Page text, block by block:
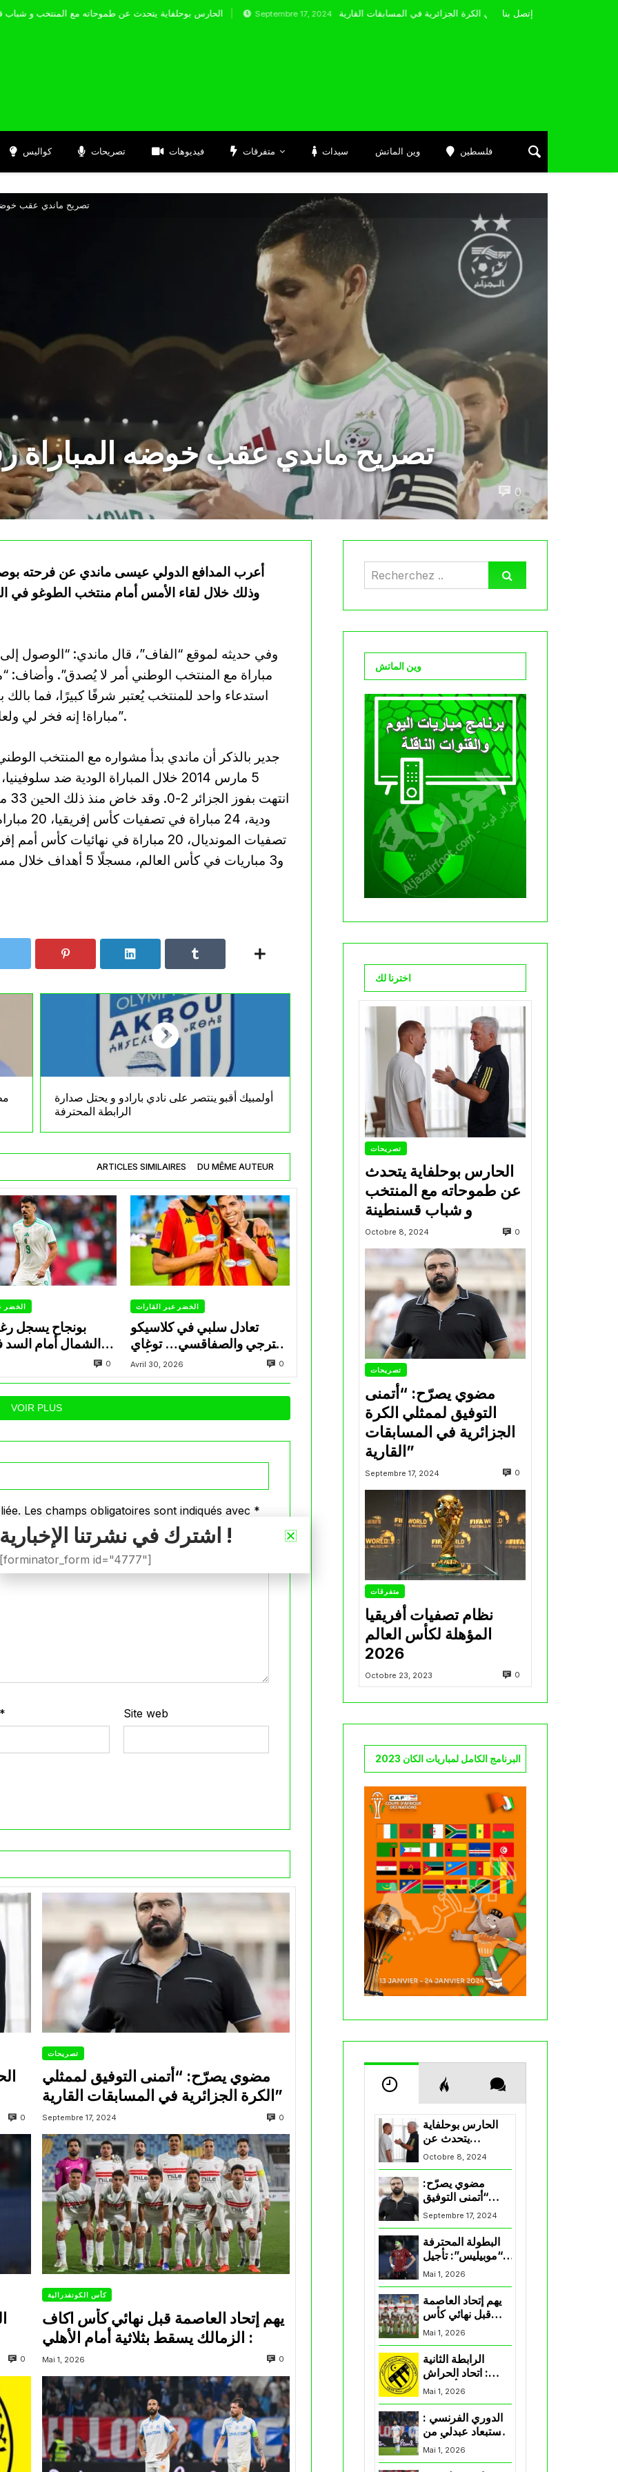
الحارس بوحلفاية يتحدث عن طموحاته مع Septembre 17, 2024 إتصل بنا
كواليس تصريحات فيديوهات متفرقات سيدات وين الماتش فلسطين
تصريح ماندي عقب خوضه
تصريح ماندي عقب خوضه المباراة رقم 100 مع
0
وذلك خلال لقاء الأمس أمام منتخب الطوغو في
مباراة مع المنتخب الوطني أمر لا يُصدق”. وأضاف:
مباراة! إنه فخر لي ولعائلتي”.
جدير بالذكر أن ماندي بدأ مشواره مع المنتخب
5 مارس 2014 خلال المباراة الودية ضد
انتهت
ودية، 24 مباراة في
تصفيات المونديال، 20 مباراة في نهائيات كأس أمم
و3 مباريات في كأس العالم، مسجلًا 5
أولمبيك أقبو ينتصر على نادي بارادو و يحتل صدارة
الرابطة المحترفة
ARTICLES SIMILAIRES DU MÊME AUTEUR
الخضر
بونجاح يسجل
الشمال أمام
0
الخضر عبر القارات
تعادل سلبي في كلاسيكو
الترجي والصفاقسي… توغاي
يهدر ركلة جزاء وبوعالية يتألق
Avril 30, 2026 0
VOIR PLUS
Les champs obligatoires sont indiqués avec *
* Site web
0
تصريحات
مضوي يصرّح: “أتمنى التوفيق لممثلي
الكرة الجزائرية في المسابقات القارية”
Septembre 17, 2024 0
0
كأس الكونفدرالية
يهم إتحاد العاصمة قبل نهائي كأس اكاف
Mai 1, 2026 0
وين الماتش
اخترنا لك
تصريحات
الحارس بوحلفاية يتحدث
عن طموحاته مع المنتخب
و شباب قسنطينة
Octobre 8, 2024 0
تصريحات
مضوي يصرّح: “أتمنى
التوفيق لممثلي الكرة
الجزائرية في المسابقات
القارية”
Septembre 17, 2024 0
متفرقات
نظام تصفيات أفريقيا
المؤهلة لكأس العالم
2026
Octobre 23, 2023 0
البرنامج الكامل لمباريات الكان 2023
الحارس بوحلفاية
يتحدث عن
طموحاته مع
المنتخب و شباب
قسنطينة
Octobre 8, 2024
مضوي يصرّح:
“أتمنى التوفيق
لممثلي الكرة
الجزائرية في
Septembre 17, 2024
البطولة المحترفة
“موبيليس”: تأجيل
مباراة إتحاد
العاصمة وأتلتيك
بارادو
Mai 1, 2026
يهم إتحاد العاصمة
قبل نهائي كأس
اكاف : الزمالك
يسقط بثلاثية أمام
Mai 1, 2026
الرابطة الثانية
: اتحاد الحراش
يحسم التأهل إلى
“البلاي أوف”
Mai 1, 2026
الدوري الفرنسي :
استبعاد عبدلي من
قائمة مرسيليا أمام
Mai 1, 2026
اشترك في نشرتنا الإخبارية !
[forminator_form id="4777"]